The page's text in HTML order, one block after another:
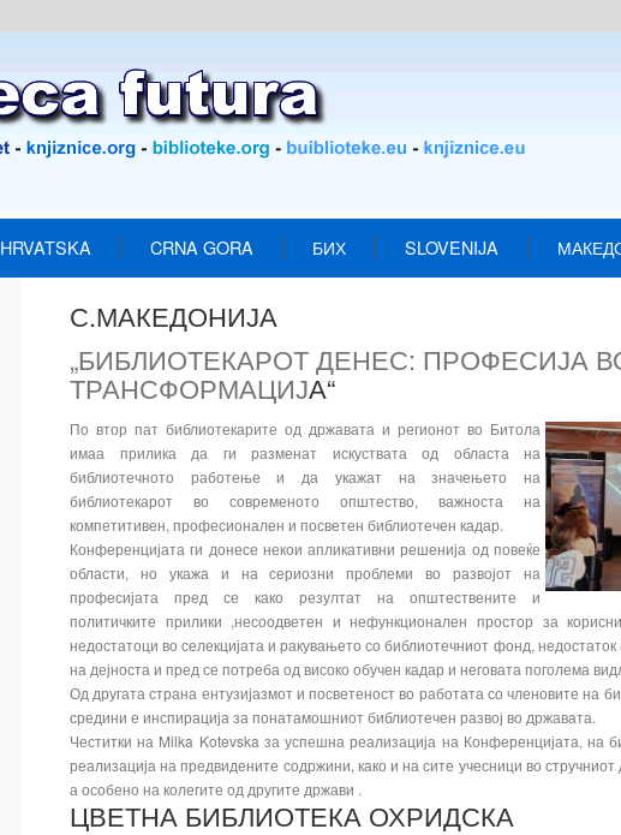
HRVATSKA CRNA GORA БИХ SLOVENIJA
С.МАКЕДОНИЈА
„БИБЛИОТЕКАРОТ ДЕНЕС: ПРОФЕСИЈА
ТРАНСФОРМАЦИЈА“
По втор пат библиотекарите од државата и регионот во Битола
имаа прилика да ги разменат искуствата од областа на
библиотечното работење и да укажат на значењето на
библиотекарот во современото општество, важноста на
компетитивен, професионален и посветен библиотечен кадар.
Конференцијата ги донесе некои апликативни решенија од повеќе
области, но укажа и на сериозни проблеми во развојот на
професијата пред се како резултат на општествените и
политичките прилики ,несоодветен и нефункционален простор за
недостатоци во селекцијата и ракувањето со библиотечниот фонд, недостаток
на дејноста и пред се потреба од високо обучен кадар и неговата поголема
Од другата страна ентузијазмот и посветеност во работата со членовите на
средини е инспирација за понатамошниот библиотечен развој во државата.
Честитки на Milka Kotevska за успешна реализација на Конференцијата, на
реализација на предвидените содржини, како и на сите учесници во
а особено на колегите од другите држави .
ЦВЕТНА БИБЛИОТЕКА ОХРИДСКА